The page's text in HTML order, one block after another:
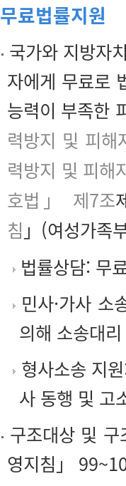
무료법률지원
국가와 지방자
자에게 무료로
능력이 부족한
력방지 및 피
력방지 및 피해
호법」 제7조
침 」(여성가족
법률상담: 무
민사·가사 소
의해 소송대
형사소송 지
사 동행 및 고
구조대상 및
영지침」